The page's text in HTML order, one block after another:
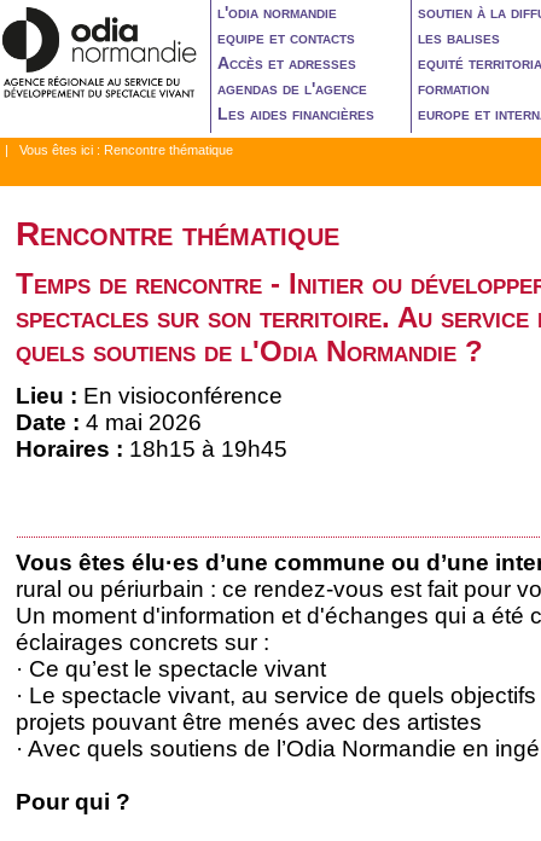
l'odia normandie
equipe et contacts
Accès et adresses
agendas de l'agence
Les aides financières
soutien à la
les balises
equité
formation
europe et
| Vous êtes ici : Rencontre thématique
Rencontre thématique
Temps de rencontre - Initier ou
spectacles sur son territoire. Au service
quels soutiens de l'Odia Normandie ?
Lieu : En visioconférence
Date : 4 mai 2026
Horaires : 18h15 à 19h45
Vous êtes élu·es d’une commune ou d’une
rural ou périurbain : ce rendez-vous est fait pour
Un moment d'information et d'échanges qui a été
éclairages concrets sur :
· Ce qu’est le spectacle vivant
· Le spectacle vivant, au service de quels
projets pouvant être menés avec des artistes
· Avec quels soutiens de l’Odia Normandie en
Pour qui ?